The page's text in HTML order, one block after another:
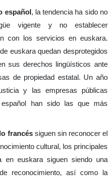
español , la tendencia ha sido no
vigente y no establecer
con los servicios en euskara.
euskara quedan desprotegidos
sus derechos lingüísticos ante
de propiedad estatal. Un año
y las empresas públicas
han sido las que más
francéssiguen sin reconocer el
cultural, los principales
en euskara siguen siendo una
reconocimiento, así como la